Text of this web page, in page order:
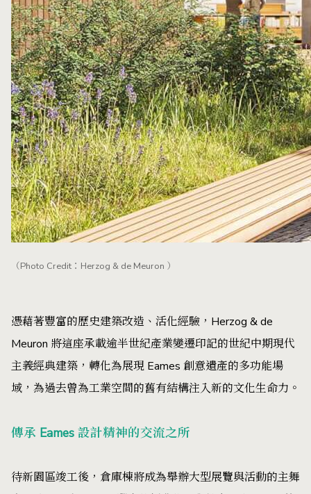
（Photo Credit：Herzog & de Meuron ）
憑藉著豐富的歷史建築改造、活化經驗，Herzog & de
Meuron 將這座承載逾半世紀產業變遷印記的世紀中期現代
主義經典建築，轉化為展現 Eames 創意遺產的多功能場
域，為過去曾為工業空間的舊有結構注入新的文化生命力。
傳承 Eames 設計精神的交流之所
待新園區竣工後，倉庫棟將成為舉辦大型展覽與活動的主舞